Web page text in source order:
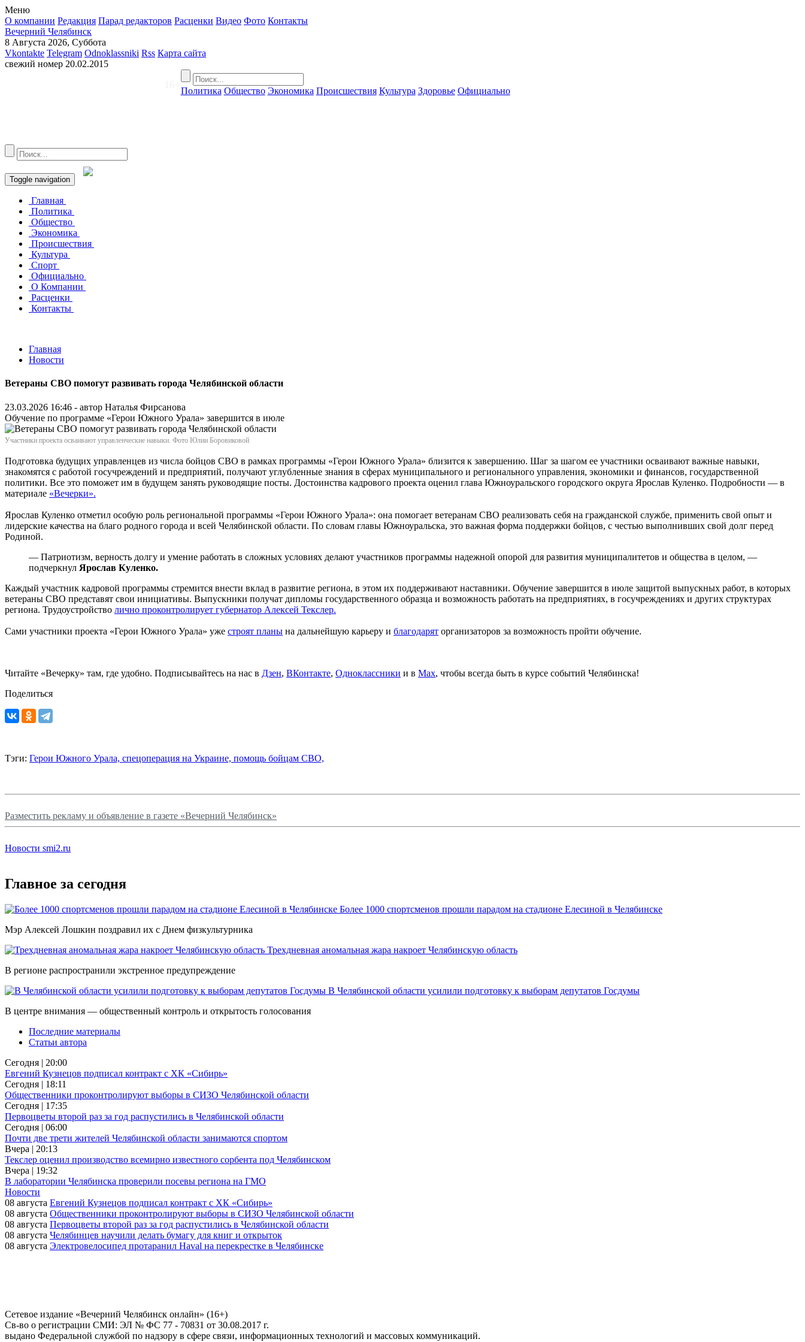
Меню
О компании Редакция Парад редакторов Расценки Видео Фото Контакты
Вечерний Челябинск
8 Августа 2026, Суббота
Vkontakte Telegram Odnoklassniki Rss Карта сайта
свежий номер 20.02.2015
Политика Общество Экономика Происшествия Культура Здоровье Официально
Toggle navigation
Главная
Политика
Общество
Экономика
Происшествия
Культура
Спорт
Официально
О Компании
Расценки
Контакты
Главная
Новости
Ветераны СВО помогут развивать города Челябинской области
23.03.2026 16:46 - автор Наталья Фирсанова
Обучение по программе «Герои Южного Урала» завершится в июле
Участники проекта осваивают управленческие навыки. Фото Юлии Боровиковой
Подготовка будущих управленцев из числа бойцов СВО в рамках программы «Герои Южного Урала» близится к завершению. Шаг за шагом ее участники осваивают важные навыки,
знакомятся с работой госучреждений и предприятий, получают углубленные знания в сферах муниципального и регионального управления, экономики и финансов, государственной
политики. Все это поможет им в будущем занять руководящие посты. Достоинства кадрового проекта оценил глава Южноуральского городского округа Ярослав Куленко. Подробности — в
материале «Вечерки».
Ярослав Куленко отметил особую роль региональной программы «Герои Южного Урала»: она помогает ветеранам СВО реализовать себя на гражданской службе, применить свой опыт и
лидерские качества на благо родного города и всей Челябинской области. По словам главы Южноуральска, это важная форма поддержки бойцов, с честью выполнивших свой долг перед
Родиной.
— Патриотизм, верность долгу и умение работать в сложных условиях делают участников программы надежной опорой для развития муниципалитетов и общества в целом, —
подчеркнул Ярослав Куленко.
Каждый участник кадровой программы стремится внести вклад в развитие региона, в этом их поддерживают наставники. Обучение завершится в июле защитой выпускных работ, в которых
ветераны СВО представят свои инициативы. Выпускники получат дипломы государственного образца и возможность работать на предприятиях, в госучреждениях и других структурах
региона. Трудоустройство лично проконтролирует губернатор Алексей Текслер.
Сами участники проекта «Герои Южного Урала» уже строят планы на дальнейшую карьеру и благодарят организаторов за возможность пройти обучение.
Читайте «Вечерку» там, где удобно. Подписывайтесь на нас в Дзен, ВКонтакте, Одноклассники и в Max, чтобы всегда быть в курсе событий Челябинска!
Поделиться
Тэги: Герои Южного Урала, спецоперация на Украине, помощь бойцам СВО,
Разместить рекламу и объявление в газете «Вечерний Челябинск»
Новости smi2.ru
Главное за сегодня
Более 1000 спортсменов прошли парадом на стадионе Елесиной в Челябинске
Мэр Алексей Лошкин поздравил их с Днем физкультурника
Трехдневная аномальная жара накроет Челябинскую область
В регионе распространили экстренное предупреждение
В Челябинской области усилили подготовку к выборам депутатов Госдумы
В центре внимания — общественный контроль и открытость голосования
Последние материалы
Статьи автора
Сегодня | 20:00
Евгений Кузнецов подписал контракт с ХК «Сибирь»
Сегодня | 18:11
Общественники проконтролируют выборы в СИЗО Челябинской области
Сегодня | 17:35
Первоцветы второй раз за год распустились в Челябинской области
Сегодня | 06:00
Почти две трети жителей Челябинской области занимаются спортом
Вчера | 20:13
Текслер оценил производство всемирно известного сорбента под Челябинском
Вчера | 19:32
В лаборатории Челябинска проверили посевы региона на ГМО
Новости
08 августа Евгений Кузнецов подписал контракт с ХК «Сибирь»
08 августа Общественники проконтролируют выборы в СИЗО Челябинской области
08 августа Первоцветы второй раз за год распустились в Челябинской области
08 августа Челябинцев научили делать бумагу для книг и открыток
08 августа Электровелосипед протаранил Haval на перекрестке в Челябинске
Сетевое издание «Вечерний Челябинск онлайн» (16+)
Cв-во о регистрации СМИ: ЭЛ № ФС 77 - 70831 от 30.08.2017 г.
выдано Федеральной службой по надзору в сфере связи, информационных технологий и массовых коммуникаций.